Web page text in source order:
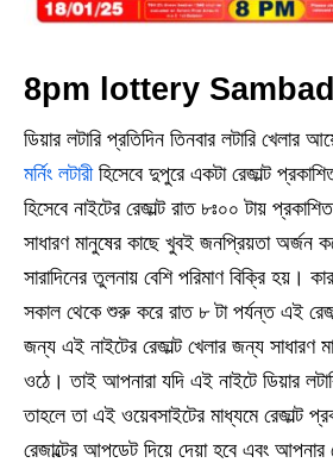
8pm lottery Sambad
ডিয়ার লটারি প্রতিদিন তিনবার লটারি খেলার
মর্নিং লটারীহিসেবে দুপুরে একটা রেজাল্ট
হিসেবে নাইটের রেজাল্ট রাত ৮ঃ০০ টায়
সাধারণ মানুষের কাছে খুবই জনপ্রিয়তা অর্জন
সারাদিনের তুলনায় বেশি পরিমাণ বিক্রি হয়।
সকাল থেকে শুরু করে রাত ৮ টা পর্যন্ত এই
জন্য এই নাইটের রেজাল্ট খেলার জন্য সাধারণ
ওঠে। তাই আপনারা যদি এই নাইটে ডিয়ার
তাহলে তা এই ওয়েবসাইটের মাধ্যমে রেজাল্ট
রেজাল্টের আপডেট দিয়ে দেয়া হবে এবং আপনার